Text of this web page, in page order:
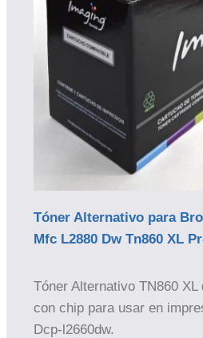
Tóner Alternativo para
Mfc L2880 Dw Tn860 XL
Tóner Alternativo TN860
con chip para usar en
Dcp-l2660dw.